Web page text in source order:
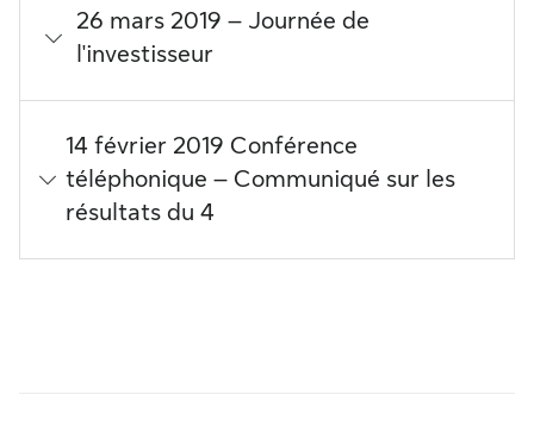
26 mars 2019 – Journée de
l'investisseur
14 février 2019 Conférence
téléphonique – Communiqué sur les
résultats du 4